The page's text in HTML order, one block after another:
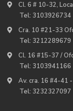
Cl. 6 # 10-32,
Tel: 3103926734
Cra. 10 #21-33
Tel: 3212289679
Cl. 16 #15-37 /
Tel: 3103941166
Av. cra. 16 #4-41
Tel: 3232327097